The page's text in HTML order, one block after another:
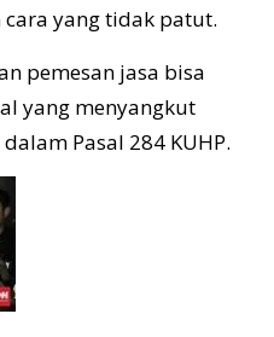
yang tidak patut.
pemesan jasa bisa
yang menyangkut
Pasal 284 KUHP.